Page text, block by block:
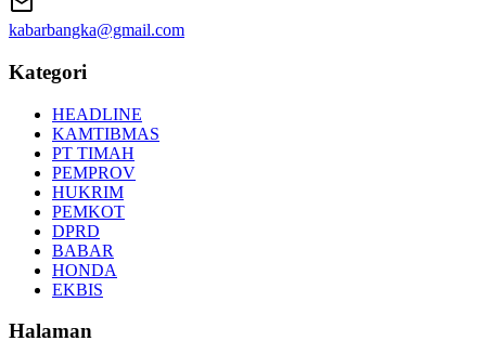
kabarbangka@gmail.com
Kategori
HEADLINE
KAMTIBMAS
PT TIMAH
PEMPROV
HUKRIM
PEMKOT
DPRD
BABAR
HONDA
EKBIS
Halaman